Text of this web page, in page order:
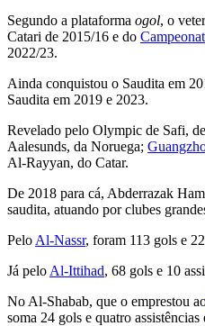
Segundo a plataforma ogol, o
Catari de 2015/16 e do
2022/23.
Ainda conquistou o Saudita em
Saudita em 2019 e 2023.
Revelado pelo Olympic de Safi,
Aalesunds, da Noruega;
Al-Rayyan, do Catar.
De 2018 para cá, Abderrazak
saudita, atuando por clubes
Pelo Al-Nassr, foram 113 gols e
Já pelo Al-Ittihad, 68 gols e 10
No Al-Shabab, que o emprestou
soma 24 gols e quatro